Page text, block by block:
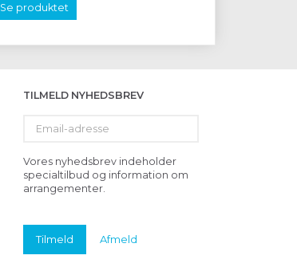
Se produktet
TILMELD NYHEDSBREV
adresse
Vores nyhedsbrev indeholder
specialtilbud og information om
arrangementer.
Tilmeld Afmeld